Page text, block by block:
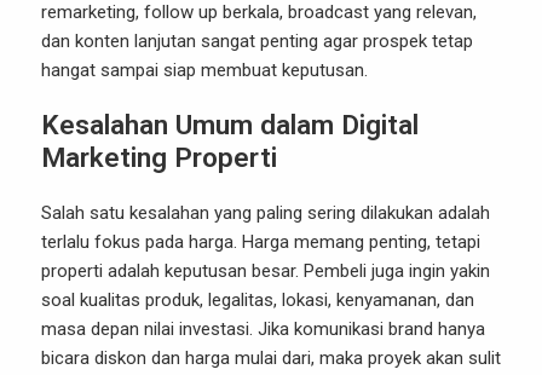
remarketing, follow up berkala, broadcast yang relevan,
dan konten lanjutan sangat penting agar prospek tetap
hangat sampai siap membuat keputusan.
Kesalahan Umum dalam Digital
Marketing Properti
Salah satu kesalahan yang paling sering dilakukan adalah
terlalu fokus pada harga. Harga memang penting, tetapi
properti adalah keputusan besar. Pembeli juga ingin yakin
soal kualitas produk, legalitas, lokasi, kenyamanan, dan
masa depan nilai investasi. Jika komunikasi brand hanya
bicara diskon dan harga mulai dari, maka proyek akan sulit